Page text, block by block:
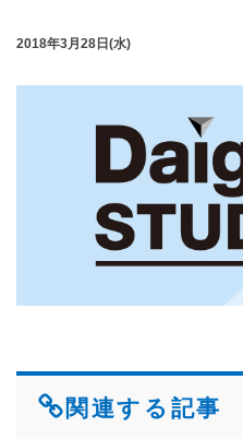
2018年3月28日(水)
関連する記事